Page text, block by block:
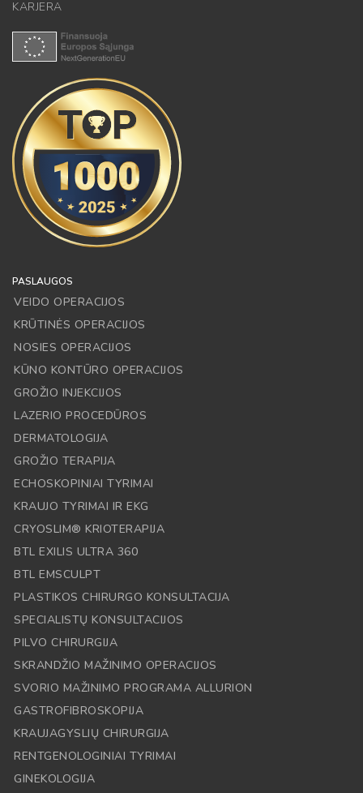
KARJERA
PASLAUGOS
VEIDO OPERACIJOS
KRŪTINĖS OPERACIJOS
NOSIES OPERACIJOS
KŪNO KONTŪRO OPERACIJOS
GROŽIO INJEKCIJOS
LAZERIO PROCEDŪROS
DERMATOLOGIJA
GROŽIO TERAPIJA
ECHOSKOPINIAI TYRIMAI
KRAUJO TYRIMAI IR EKG
CRYOSLIM® KRIOTERAPIJA
BTL EXILIS ULTRA 360
BTL EMSCULPT
PLASTIKOS CHIRURGO KONSULTACIJA
SPECIALISTŲ KONSULTACIJOS
PILVO CHIRURGIJA
SKRANDŽIO MAŽINIMO OPERACIJOS
SVORIO MAŽINIMO PROGRAMA ALLURION
GASTROFIBROSKOPIJA
KRAUJAGYSLIŲ CHIRURGIJA
RENTGENOLOGINIAI TYRIMAI
GINEKOLOGIJA